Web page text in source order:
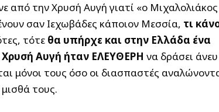
από την Χρυσή Αυγή γιατί «ο Μιχαλολιάκος
σαν Ιεχωβάδες κάποιον Μεσσία, τι
τότε θα υπήρχε και στην Ελλάδα ένα
Αυγή ήταν ΕΛΕΥΘΕΡΗ να δράσει άνευ
μόνοι τους όσο οι διασπαστές
τους.